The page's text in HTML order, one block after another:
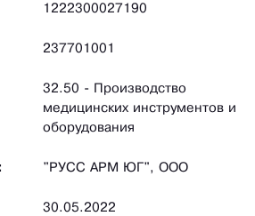
1222300027190
237701001
32.50 - Производство
медицинских инструментов и
оборудования
"РУСС АРМ ЮГ", ООО
30.05.2022